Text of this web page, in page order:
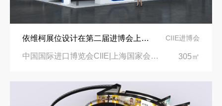
依维柯展位设计在第二届进博会上吸引万千瞩目 CIIE进博会
中国国际进口博览会CIIE|上海国家会展中心 305㎡